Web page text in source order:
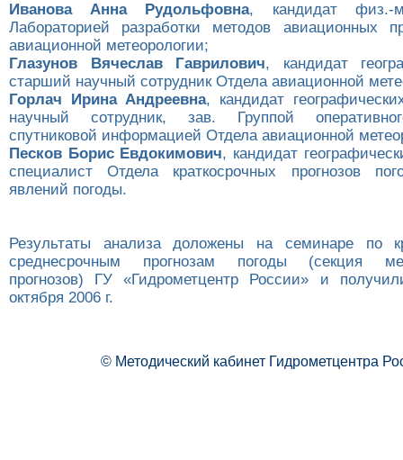
Иванова Анна Рудольфовна, кандидат физ.-
Лабораторией разработки методов авиационных
авиационной метеорологии;
Глазунов Вячеслав Гаврилович, кандидат
старший научный сотрудник Отдела авиационной
Горлач Ирина Андреевна, кандидат
научный сотрудник, зав. Группой
спутниковой информацией Отдела авиационной
Песков Борис Евдокимович, кандидат
специалист Отдела краткосрочных прогнозов
явлений погоды.
Результаты анализа доложены на семинаре по
среднесрочным прогнозам погоды (секция
прогнозов) ГУ «Гидрометцентр России» и
октября 2006 г.
© Методический кабинет Гидрометцентра